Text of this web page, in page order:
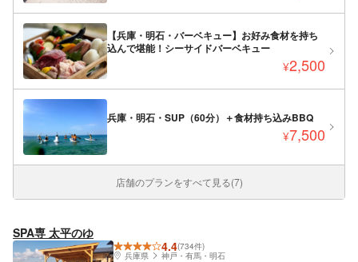
【兵庫・明石・バーベキュー】お好み食材を持ち
込んで堪能！シーサイドバーベキュー
¥2,500
兵庫・明石・SUP（60分）＋食材持ち込みBBQ
¥7,500
店舗のプランをすべて見る(7)
SPA専 太平のゆ
4.4(734件)
兵庫県
神戸・有馬・明石